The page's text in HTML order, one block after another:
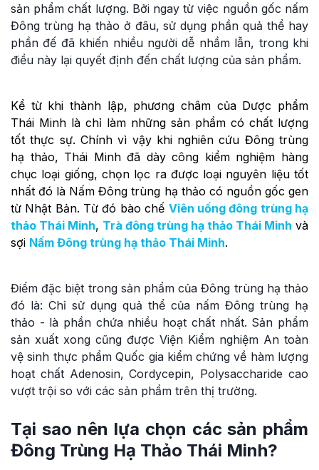
sản phẩm chất lượng. Bởi ngay từ việc nguồn gốc nấm
Đông trùng hạ thảo ở đâu, sử dụng phần quả thể hay
phần đế đã khiến nhiều người dễ nhầm lẫn, trong khi
điều này lại quyết định đến chất lượng của sản phẩm.
Kể từ khi thành lập, phương châm của Dược phẩm
Thái Minh là chỉ làm những sản phẩm có chất lượng
tốt thực sự. Chính vì vậy khi nghiên cứu Đông trùng
hạ thảo, Thái Minh đã dày công kiểm nghiệm hàng
chục loại giống, chọn lọc ra được loại nguyên liệu tốt
nhất đó là Nấm Đông trùng hạ thảo có nguồn gốc gen
từ Nhật Bản. Từ đó bào chế Viên uống đông trùng hạ
thảo Thái Minh, Trà đông trùng hạ thảo Thái Minh và
sợi Nấm Đông trùng hạ thảo Thái Minh.
Điểm đặc biệt trong sản phẩm của Đông trùng hạ thảo
đó là: Chỉ sử dụng quả thể của nấm Đông trùng hạ
thảo - là phần chứa nhiều hoạt chất nhất. Sản phẩm
sản xuất xong cũng được Viện Kiểm nghiệm An toàn
vệ sinh thực phẩm Quốc gia kiểm chứng về hàm lượng
hoạt chất Adenosin, Cordycepin, Polysaccharide cao
vượt trội so với các sản phẩm trên thị trường.
Tại sao nên lựa chọn các sản phẩm
Đông Trùng Hạ Thảo Thái Minh?